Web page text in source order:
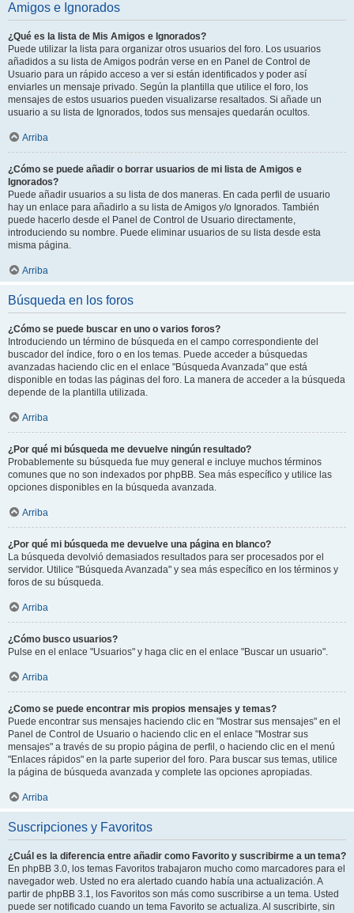
Amigos e Ignorados
¿Qué es la lista de Mis Amigos e Ignorados?
Puede utilizar la lista para organizar otros usuarios del foro. Los usuarios
añadidos a su lista de Amigos podrán verse en en Panel de Control de
Usuario para un rápido acceso a ver si están identificados y poder así
enviarles un mensaje privado. Según la plantilla que utilice el foro, los
mensajes de estos usuarios pueden visualizarse resaltados. Si añade un
usuario a su lista de Ignorados, todos sus mensajes quedarán ocultos.
Arriba
¿Cómo se puede añadir o borrar usuarios de mi lista de Amigos e
Ignorados?
Puede añadir usuarios a su lista de dos maneras. En cada perfil de usuario
hay un enlace para añadirlo a su lista de Amigos y/o Ignorados. También
puede hacerlo desde el Panel de Control de Usuario directamente,
introduciendo su nombre. Puede eliminar usuarios de su lista desde esta
misma página.
Arriba
Búsqueda en los foros
¿Cómo se puede buscar en uno o varios foros?
Introduciendo un término de búsqueda en el campo correspondiente del
buscador del índice, foro o en los temas. Puede acceder a búsquedas
avanzadas haciendo clic en el enlace "Búsqueda Avanzada" que está
disponible en todas las páginas del foro. La manera de acceder a la búsqueda
depende de la plantilla utilizada.
Arriba
¿Por qué mi búsqueda me devuelve ningún resultado?
Probablemente su búsqueda fue muy general e incluye muchos términos
comunes que no son indexados por phpBB. Sea más específico y utilice las
opciones disponibles en la búsqueda avanzada.
Arriba
¿Por qué mi búsqueda me devuelve una página en blanco?
La búsqueda devolvió demasiados resultados para ser procesados por el
servidor. Utilice "Búsqueda Avanzada" y sea más específico en los términos y
foros de su búsqueda.
Arriba
¿Cómo busco usuarios?
Pulse en el enlace "Usuarios" y haga clic en el enlace "Buscar un usuario".
Arriba
¿Como se puede encontrar mis propios mensajes y temas?
Puede encontrar sus mensajes haciendo clic en "Mostrar sus mensajes" en el
Panel de Control de Usuario o haciendo clic en el enlace "Mostrar sus
mensajes" a través de su propio página de perfil, o haciendo clic en el menú
"Enlaces rápidos" en la parte superior del foro. Para buscar sus temas, utilice
la página de búsqueda avanzada y complete las opciones apropiadas.
Arriba
Suscripciones y Favoritos
¿Cuál es la diferencia entre añadir como Favorito y suscribirme a un tema?
En phpBB 3.0, los temas Favoritos trabajaron mucho como marcadores para el
navegador web. Usted no era alertado cuando había una actualización. A
partir de phpBB 3.1, los Favoritos son más como suscribirse a un tema. Usted
puede ser notificado cuando un tema Favorito se actualiza. Al suscribirte, sin